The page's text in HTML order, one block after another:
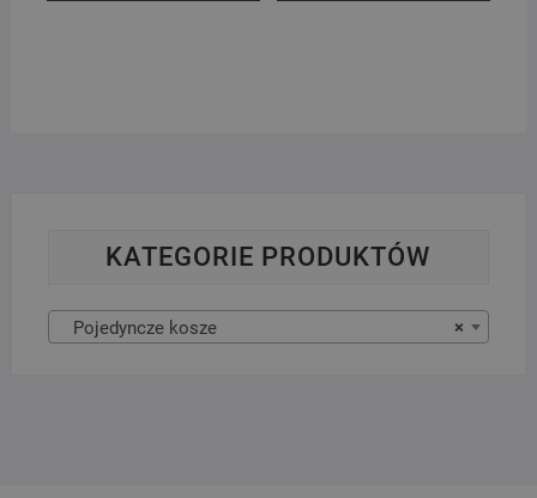
KATEGORIE PRODUKTÓW
×
Pojedyncze kosze